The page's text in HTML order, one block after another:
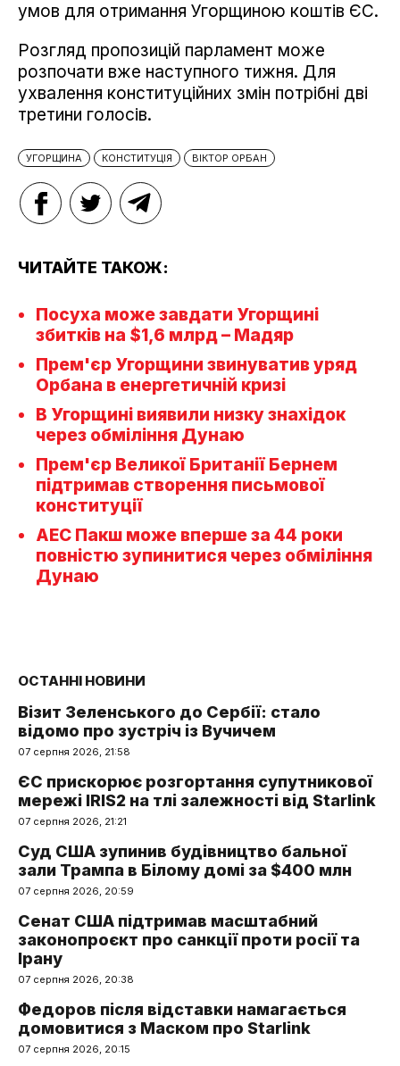
умов для отримання Угорщиною коштів ЄС.
Розгляд пропозицій парламент може
розпочати вже наступного тижня. Для
ухвалення конституційних змін потрібні дві
третини голосів.
УГОРЩИНА КОНСТИТУЦІЯ ВІКТОР ОРБАН
ЧИТАЙТЕ ТАКОЖ:
Посуха може завдати Угорщині
збитків на $1,6 млрд – Мадяр
Прем'єр Угорщини звинуватив уряд
Орбана в енергетичній кризі
В Угорщині виявили низку знахідок
через обміління Дунаю
Прем'єр Великої Британії Бернем
підтримав створення письмової
конституції
АЕС Пакш може вперше за 44 роки
повністю зупинитися через обміління
Дунаю
ОСТАННІ НОВИНИ
Візит Зеленського до Сербії: стало
відомо про зустріч із Вучичем
07 серпня 2026, 21:58
ЄС прискорює розгортання супутникової
мережі IRIS2 на тлі залежності від Starlink
07 серпня 2026, 21:21
Суд США зупинив будівництво бальної
зали Трампа в Білому домі за $400 млн
07 серпня 2026, 20:59
Сенат США підтримав масштабний
законопроєкт про санкції проти росії та
Ірану
07 серпня 2026, 20:38
Федоров після відставки намагається
домовитися з Маском про Starlink
07 серпня 2026, 20:15